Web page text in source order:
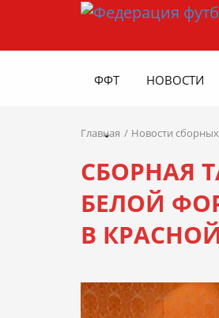
ФФТ НОВОСТИ
Главная Новости сборных
СБОРНАЯ
БЕЛОЙ
В КРАСНОЙ